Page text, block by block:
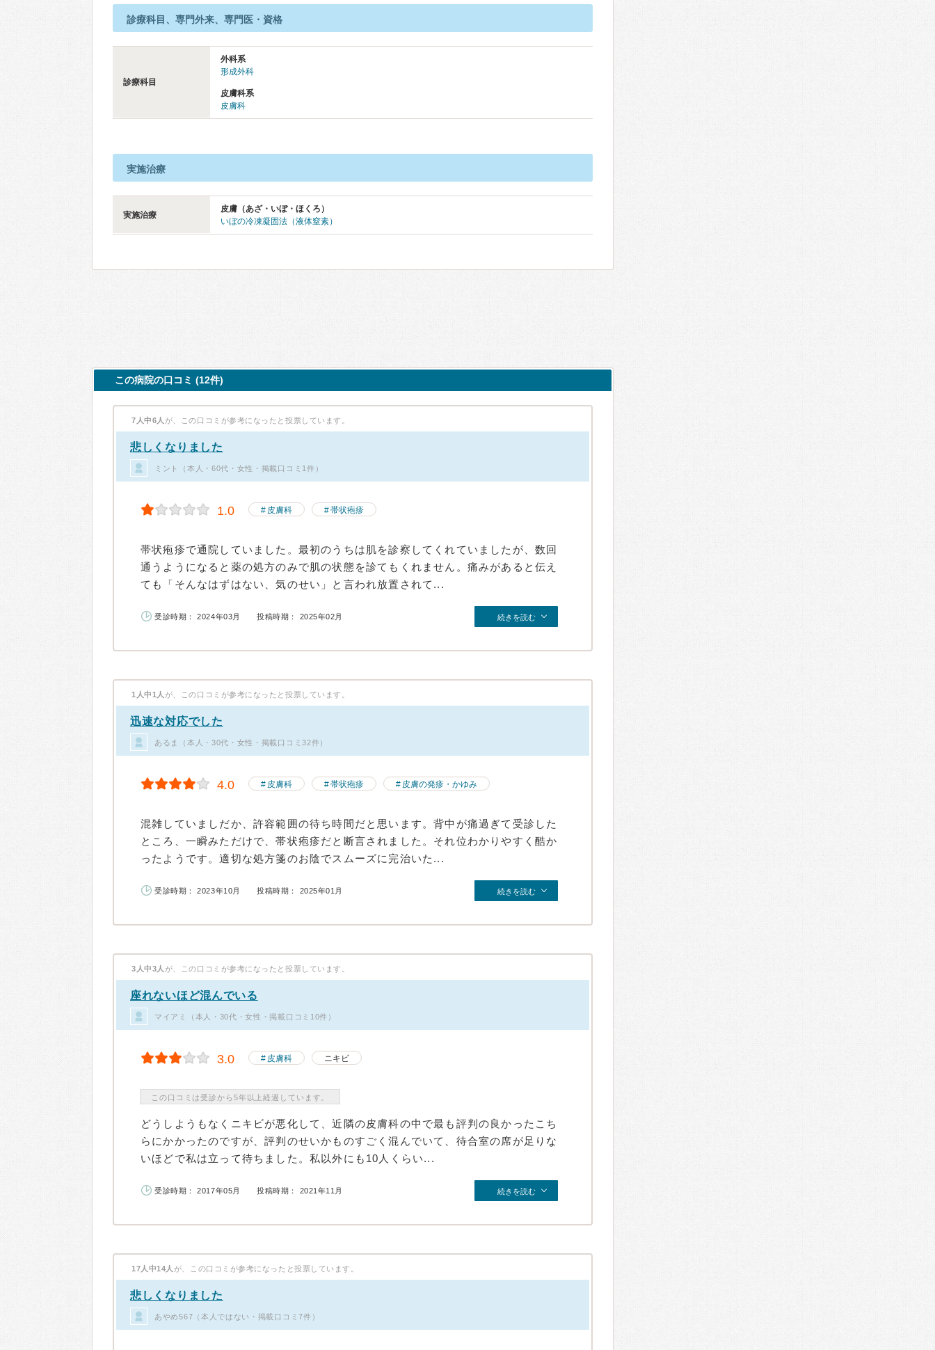
診療科目、専門外来、専門医・資格
診療科目
外科系
形成外科
皮膚科系
皮膚科
実施治療
実施治療
皮膚（あざ・いぼ・ほくろ）
いぼの冷凍凝固法（液体窒素）
この病院の口コミ (12件)
7人中6人 が、この口コミが参考になったと投票しています。
悲しくなりました
ミント（本人・60代・女性・掲載口コミ1件）
1.0 皮膚科 帯状疱疹
帯状疱疹で通院していました。最初のうちは肌を診察してくれていましたが、数回
通うようになると薬の処方のみで肌の状態を診てもくれません。痛みがあると伝え
ても「そんなはずはない、気のせい」と言われ放置されて...
受診時期： 2024年03月 投稿時期： 2025年02月 続きを読む
1人中1人 が、この口コミが参考になったと投票しています。
迅速な対応でした
あるま（本人・30代・女性・掲載口コミ32件）
4.0 皮膚科 帯状疱疹 皮膚の発疹・かゆみ
混雑していましだか、許容範囲の待ち時間だと思います。背中が痛過ぎて受診した
ところ、一瞬みただけで、帯状疱疹だと断言されました。それ位わかりやすく酷か
ったようです。適切な処方箋のお陰でスムーズに完治いた...
受診時期： 2023年10月 投稿時期： 2025年01月 続きを読む
3人中3人 が、この口コミが参考になったと投票しています。
座れないほど混んでいる
マイアミ（本人・30代・女性・掲載口コミ10件）
3.0 皮膚科 ニキビ
この口コミは受診から5年以上経過しています。
どうしようもなくニキビが悪化して、近隣の皮膚科の中で最も評判の良かったこち
らにかかったのですが、評判のせいかものすごく混んでいて、待合室の席が足りな
いほどで私は立って待ちました。私以外にも10人くらい...
受診時期： 2017年05月 投稿時期： 2021年11月 続きを読む
17人中14人 が、この口コミが参考になったと投票しています。
悲しくなりました
あやめ567（本人ではない・掲載口コミ7件）